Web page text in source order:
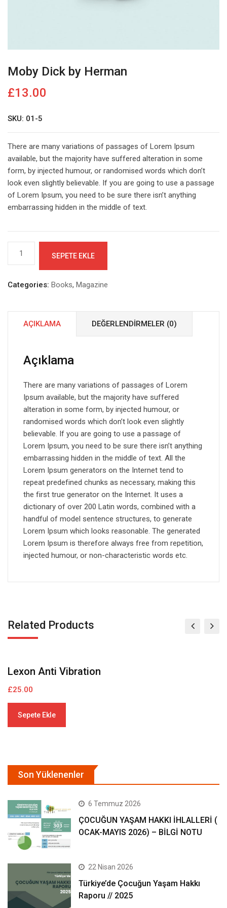
Moby Dick by Herman
£13.00
SKU: 01-5
There are many variations of passages of Lorem Ipsum
available, but the majority have suffered alteration in some
form, by injected humour, or randomised words which don’t
look even slightly believable. If you are going to use a passage
of Lorem Ipsum, you need to be sure there isn’t anything
embarrassing hidden in the middle of text.
Herman
SEPETE EKLE
Categories: Books, Magazine
AÇIKLAMA DEĞERLENDIRMELER (0)
Açıklama
There are many variations of passages of Lorem
Ipsum available, but the majority have suffered
alteration in some form, by injected humour, or
randomised words which don’t look even slightly
believable. If you are going to use a passage of
Lorem Ipsum, you need to be sure there isn’t anything
embarrassing hidden in the middle of text. All the
Lorem Ipsum generators on the Internet tend to
repeat predefined chunks as necessary, making this
the first true generator on the Internet. It uses a
dictionary of over 200 Latin words, combined with a
handful of model sentence structures, to generate
Lorem Ipsum which looks reasonable. The generated
Lorem Ipsum is therefore always free from repetition,
injected humour, or non-characteristic words etc.
Related Products
Customizable Beer Bottle
£20.00
Sepete Ekle
Son Yüklenenler
6 Temmuz 2026
ÇOCUĞUN YAŞAM HAKKI İHLALLERİ (
OCAK-MAYIS 2026) – BİLGİ NOTU
22 Nisan 2026
Türkiye’de Çocuğun Yaşam Hakkı
Raporu // 2025